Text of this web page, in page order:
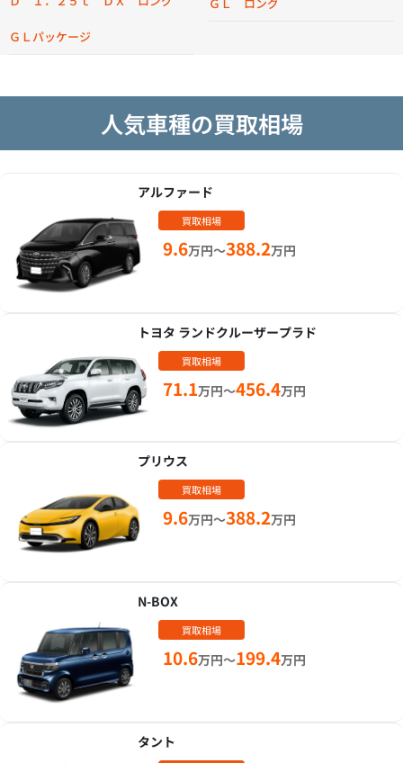
ＧＬパッケージ
人気車種の買取相場
アルファード
買取相場
9.6万円～388.2万円
トヨタ ランドクルーザープラド
買取相場
71.1万円～456.4万円
プリウス
買取相場
9.6万円～388.2万円
N-BOX
買取相場
10.6万円～199.4万円
タント